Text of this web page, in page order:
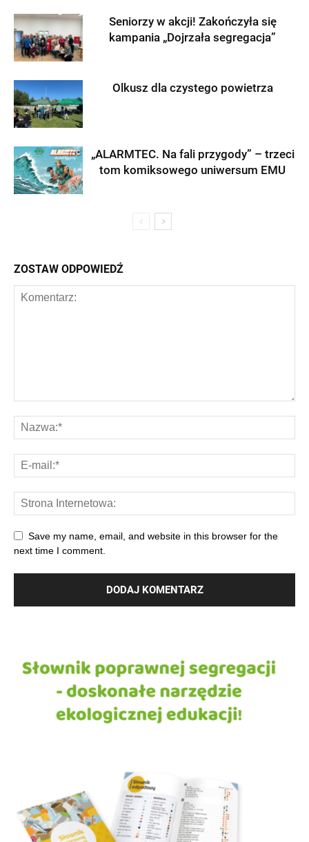
Seniorzy w akcji! Zakończyła się
kampania „Dojrzała segregacja”
Olkusz dla czystego powietrza
„ALARMTEC. Na fali przygody” – trzeci
tom komiksowego uniwersum EMU
ZOSTAW ODPOWIEDŹ
Save my name, email, and website in this browser for the
next time I comment.